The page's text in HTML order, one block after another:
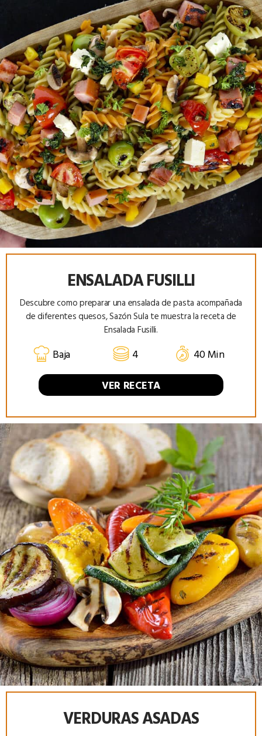
ENSALADA FUSILLI
Descubre como preparar una ensalada de pasta acompañada
de diferentes quesos, Sazón Sula te muestra la receta de
Ensalada Fusilli.
Baja 4
40 Min
VER RECETA
VERDURAS ASADAS